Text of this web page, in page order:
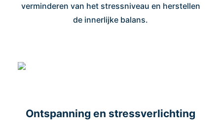
verminderen van het stressniveau en herstellen
de innerlijke balans.
Ontspanning en stressverlichting